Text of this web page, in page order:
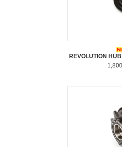
REVOLUTION